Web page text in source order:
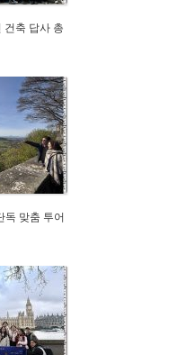
축 답사 총
독 맞춤 투어